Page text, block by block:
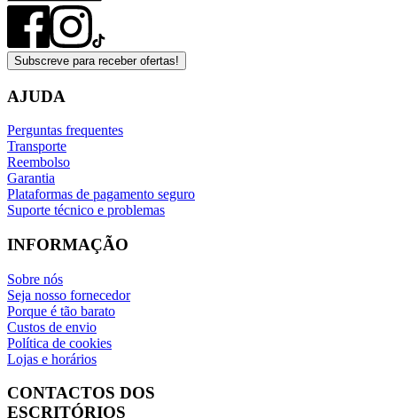
Subscreve para receber ofertas!
AJUDA
Perguntas frequentes
Transporte
Reembolso
Garantia
Plataformas de pagamento seguro
Suporte técnico e problemas
INFORMAÇÃO
Sobre nós
Seja nosso fornecedor
Porque é tão barato
Custos de envio
Política de cookies
Lojas e horários
CONTACTOS DOS
ESCRITÓRIOS